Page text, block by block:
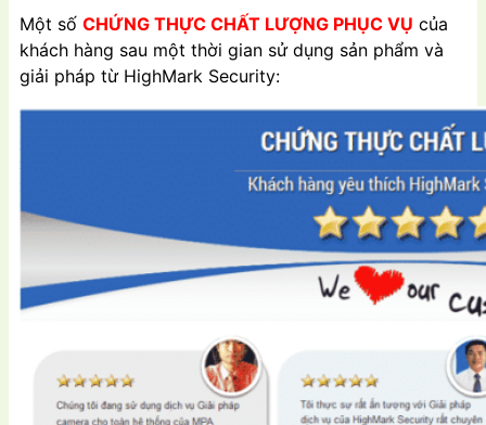
Một số CHỨNG THỰC CHẤT LƯỢNG PHỤC VỤ của
khách hàng sau một thời gian sử dụng sản phẩm và
giải pháp từ HighMark Security: